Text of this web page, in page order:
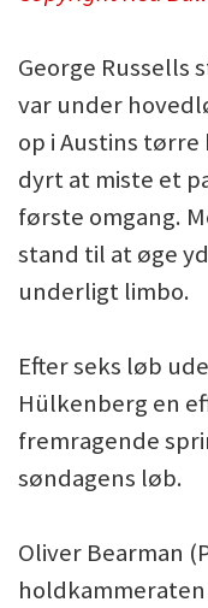
George
var under
op i Austins
dyrt at miste et
første omgang.
stand til at øge
underligt limbo.
Efter seks løb
Hülkenberg en
fremragende
søndagens løb.
Oliver Bearman
holdkammeraten